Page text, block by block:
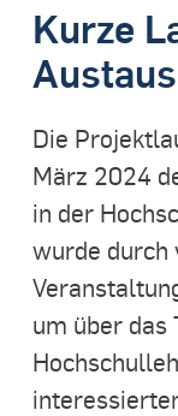
Kurze
Die
März 2024
in der
wurde durch
um über das